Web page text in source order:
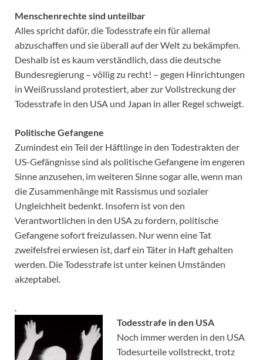
Menschenrechte sind unteilbar
Alles spricht dafür, die Todesstrafe ein für allemal
abzuschaffen und sie überall auf der Welt zu bekämpfen.
Deshalb ist es kaum verständlich, dass die deutsche
Bundesregierung – völlig zu recht! – gegen Hinrichtungen
in Weißrussland protestiert, aber zur Vollstreckung der
Todesstrafe in den USA und Japan in aller Regel schweigt.
Politische Gefangene
Zumindest ein Teil der Häftlinge in den Todestrakten der
US-Gefängnisse sind als politische Gefangene im engeren
Sinne anzusehen, im weiteren Sinne sogar alle, wenn man
die Zusammenhänge mit Rassismus und sozialer
Ungleichheit bedenkt. Insofern ist von den
Verantwortlichen in den USA zu fordern, politische
Gefangene sofort freizulassen. Nur wenn eine Tat
zweifelsfrei erwiesen ist, darf ein Täter in Haft gehalten
werden. Die Todesstrafe ist unter keinen Umständen
akzeptabel.
.
Todesstrafe in den USA
Noch immer werden in den USA
Todesurteile vollstreckt, trotz